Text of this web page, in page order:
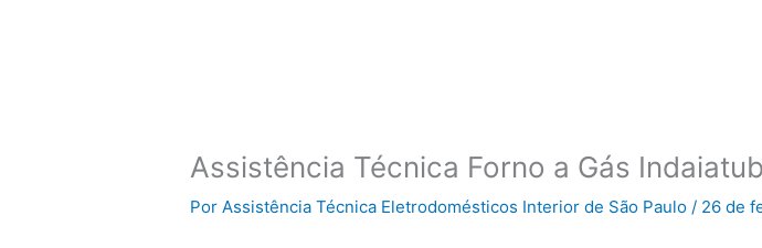
Assistência Técnica Forno a Gás
PorAssistência Técnica Eletrodomésticos Interior de São Paulo/ 26 de